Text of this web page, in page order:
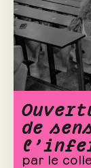
de
par le